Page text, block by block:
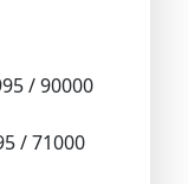
/ 90000
/ 71000